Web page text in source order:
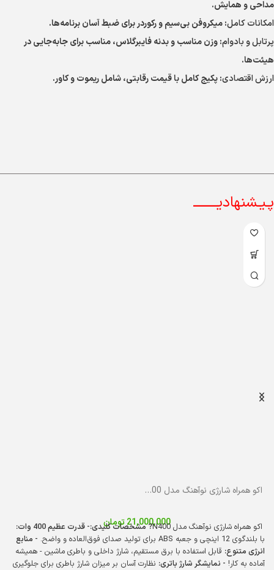
مداحی و همایش.
امکانات کامل: میکروفن بی‌سیم و رکوردر برای ضبط آسان برنامه‌ها.
پرتابل و بادوام: وزن مناسب و بدنه فایبرگلاس، مناسب برای جابه‌جایی در
هیئت‌ها.
ارزش اقتصادی: پکیج کامل با قیمت رقابتی، شامل ریموت و کاور.
پـیـشنهادیــــــــ
اکو همراه شارژی نوآهنگ مدل N400 با میکروفن بی‌سیم
21,000,000تومان اکو همراه شارژی نوآهنگ مدل N400 ? مشخصات کلیدی:- قدرت عظیم 400 وات:
با بلندگوی 12 اینچی و جعبه ABS برای تولید صدای فوق‌العاده و واضح.
- منابع
انرژی متنوع: قابل استفاده با برق مستقیم، شارژ داخلی و باطری ماشین - همیشه
آماده به کار! - نمایشگر شارژ باتری: نظارت آسان بر میزان شارژ باطری برای جلوگیری